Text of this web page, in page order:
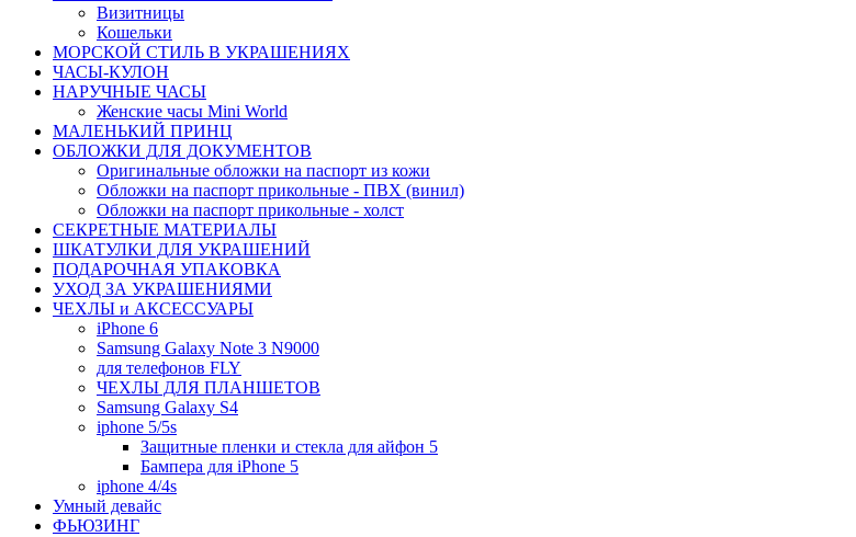
Визитницы
Кошельки
МОРСКОЙ СТИЛЬ В УКРАШЕНИЯХ
ЧАСЫ-КУЛОН
НАРУЧНЫЕ ЧАСЫ
Женские часы Mini World
МАЛЕНЬКИЙ ПРИНЦ
ОБЛОЖКИ ДЛЯ ДОКУМЕНТОВ
Оригинальные обложки на паспорт из кожи
Обложки на паспорт прикольные - ПВХ (винил)
Обложки на паспорт прикольные - холст
СЕКРЕТНЫЕ МАТЕРИАЛЫ
ШКАТУЛКИ ДЛЯ УКРАШЕНИЙ
ПОДАРОЧНАЯ УПАКОВКА
УХОД ЗА УКРАШЕНИЯМИ
ЧEХЛЫ и АКСЕССУАРЫ
iPhone 6
Samsung Galaxy Note 3 N9000
для телефонов FLY
ЧЕХЛЫ ДЛЯ ПЛАНШЕТОВ
Samsung Galaxy S4
iphone 5/5s
Защитные пленки и стекла для айфон 5
Бампера для iPhone 5
iphone 4/4s
Умный девайс
ФЬЮЗИНГ